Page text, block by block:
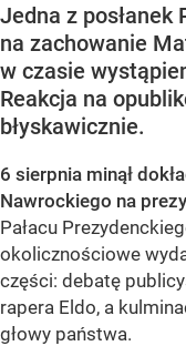
Jedna z posłanek
na zachowanie
w czasie
Reakcja na
błyskawicznie.
6 sierpnia minął
Nawrockiego na
Pałacu
okolicznościowe
części: debatę
rapera Eldo, a
głowy państwa.